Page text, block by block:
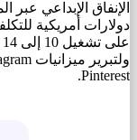
دولارات أمريكية
Pinterest.